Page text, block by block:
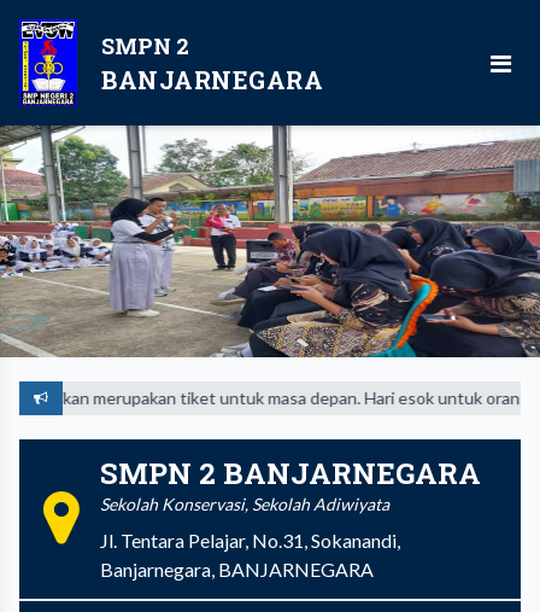
SMPN 2
BANJARNEGARA
merupakan tiket untuk masa depan. Hari esok untuk orang-orang
SMPN 2 BANJARNEGARA
Sekolah Konservasi, Sekolah Adiwiyata
Jl. Tentara Pelajar, No.31, Sokanandi,
Banjarnegara, BANJARNEGARA